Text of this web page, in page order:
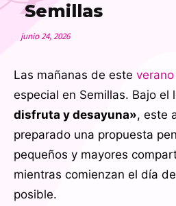
Semillas
junio 24, 2026
Las mañanas de este verano
especial en Semillas. Bajo el
disfruta y desayuna», este
preparado una propuesta
pequeños y mayores
mientras comienzan el día
posible.